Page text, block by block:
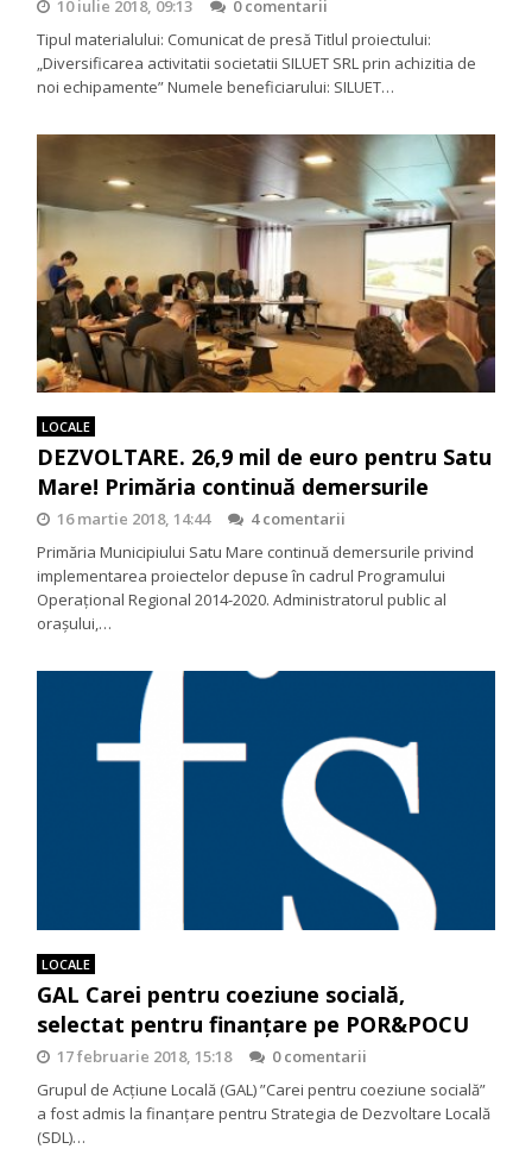
10 iulie 2018, 09:13
0 comentarii
Tipul materialului: Comunicat de presă Titlul proiectului:
„Diversificarea activitatii societatii SILUET SRL prin achizitia de
noi echipamente” Numele beneficiarului: SILUET…
LOCALE
DEZVOLTARE. 26,9 mil de euro pentru Satu
Mare! Primăria continuă demersurile
16 martie 2018, 14:44
4 comentarii
Primăria Municipiului Satu Mare continuă demersurile privind
implementarea proiectelor depuse în cadrul Programului
Operațional Regional 2014-2020. Administratorul public al
orașului,…
LOCALE
GAL Carei pentru coeziune socială,
selectat pentru finanțare pe POR&POCU
17 februarie 2018, 15:18
0 comentarii
Grupul de Acțiune Locală (GAL) ”Carei pentru coeziune socială”
a fost admis la finanțare pentru Strategia de Dezvoltare Locală
(SDL)…